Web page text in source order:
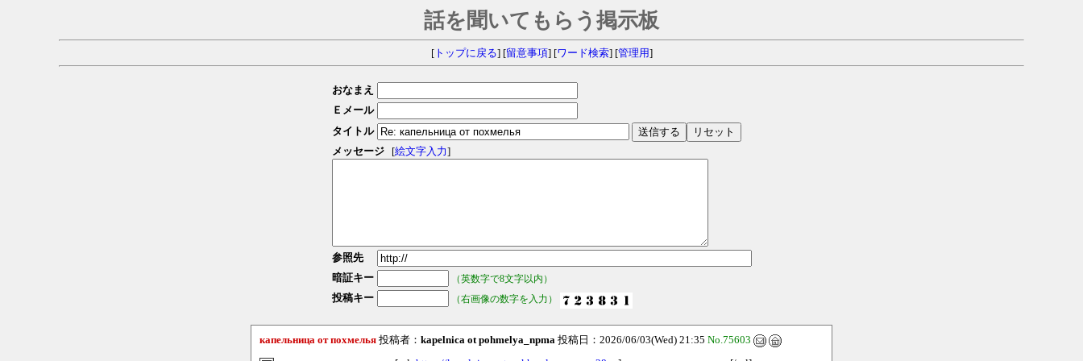
話を聞いてもらう掲示板
[トップに戻る] [留意事項] [ワード検索] [管理用]
おなまえ
Ｅメール
タイトル
メッセージ
[絵文字入力]
参照先
暗証キー
（英数字で8文字以内）
投稿キー （右画像の数字を入力）
капельница от похмелья 投稿者： kapelnica ot pohmelya_npma 投稿日：2026/06/03(Wed) 21:35 No.75603